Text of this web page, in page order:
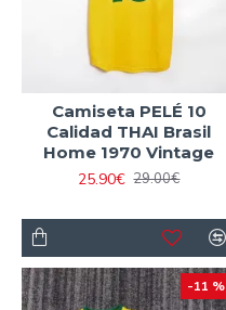
Camiseta PELÉ 10
Calidad THAI Brasil
Home 1970 Vintage
25.90€ 29.00€
-11 %